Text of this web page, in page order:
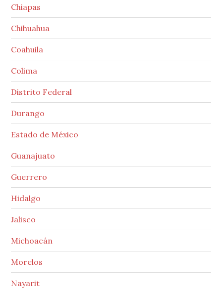
Chiapas
Chihuahua
Coahuila
Colima
Distrito Federal
Durango
Estado de México
Guanajuato
Guerrero
Hidalgo
Jalisco
Michoacán
Morelos
Nayarit